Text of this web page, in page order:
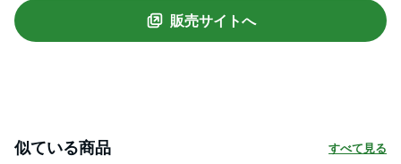
販売サイトへ
似ている商品 すべて見る